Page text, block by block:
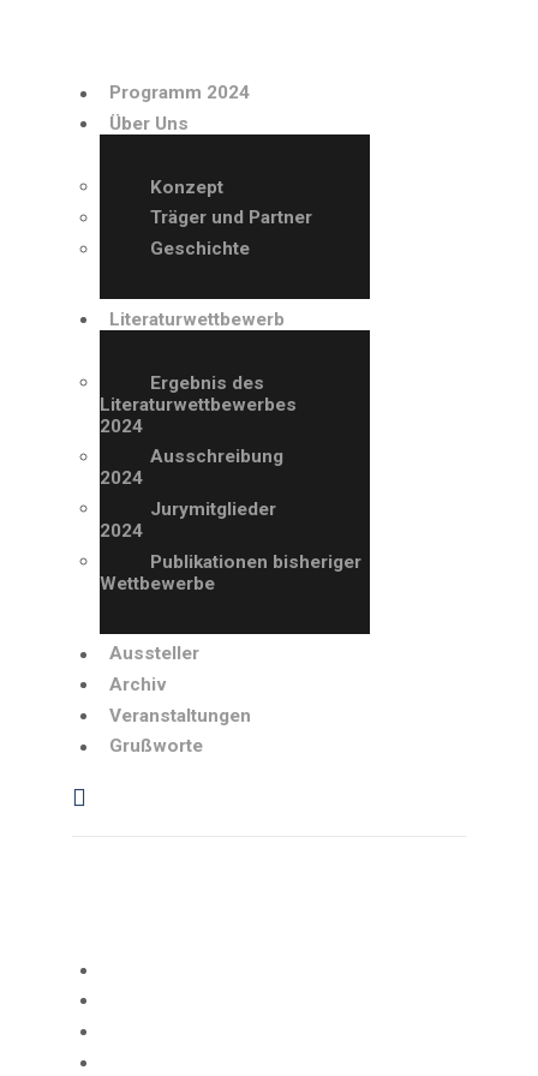
Programm 2024
Über Uns
Konzept
Träger und Partner
Geschichte
Literaturwettbewerb
Ergebnis des
Literaturwettbewerbes
2024
Ausschreibung
2024
Jurymitglieder
2024
Publikationen bisheriger
Wettbewerbe
Aussteller
Archiv
Veranstaltungen
Grußworte
ÜBER UNS
LITERATURWETTBE
WERB
AUSSTELLER
ARCHIV
VERANSTALTUNGE
GRUSSWORTE